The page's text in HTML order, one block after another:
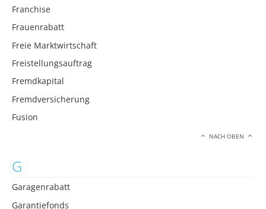
Franchise
Frauenrabatt
Freie Marktwirtschaft
Freistellungsauftrag
Fremdkapital
Fremdversicherung
Fusion
NACH OBEN
G
Garagenrabatt
Garantiefonds